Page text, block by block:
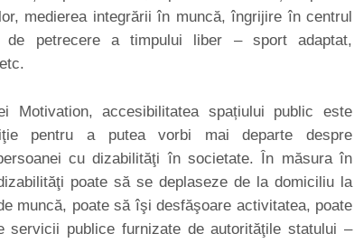
medierea integrării în muncă, îngrijire în centrul
petrecere a timpului liber – sport adaptat,
Motivation, accesibilitatea spațiului public este
pentru a putea vorbi mai departe despre
cu dizabilităţi în societate. În măsura în
poate să se deplaseze de la domiciliu la
muncă, poate să îşi desfăşoare activitatea, poate
servicii publice furnizate de autorităţile statului –